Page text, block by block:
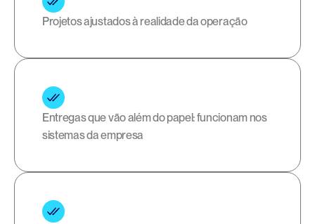
Projetos ajustados à realidade da operação
Entregas que vão além do papel: funcionam nos
sistemas da empresa